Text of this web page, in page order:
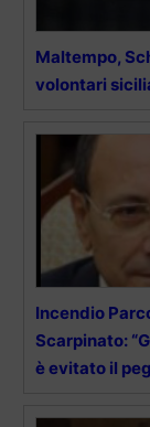
Maltempo,
volontari
Incendio
Scarpinato:
è evitato il